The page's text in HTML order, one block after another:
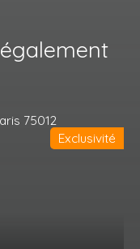
également
Exclusivité